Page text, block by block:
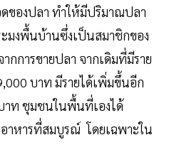
ของปลา ทำให้มีปริมาณปลา
งพื้นบ้านซึ่งเป็นสมาชิกของ
กการขายปลา จากเดิมที่มีราย
บาท มีรายได้เพิ่มขึ้นอีก
าท ชุมชนในพื้นที่เองได้
าหารที่สมบูรณ์ โดยเฉพาะใน